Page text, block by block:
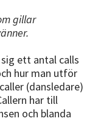
gillar
ett antal calls
hur man utför
(dansledare)
har till
och blanda